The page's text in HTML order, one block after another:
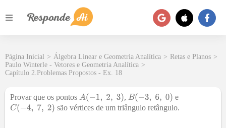
Página Inicial > Álgebra Linear e Geometria Analítica > Retas e Planos >
Paulo Winterle - Vetores e Geometria Analítica >
Capítulo 2.Problemas Propostos - Ex. 18
Provar que os pontos ,
e
são vértices de um triângulo retângulo.